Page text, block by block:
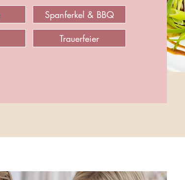
Spanferkel & BBQ
Trauerfeier